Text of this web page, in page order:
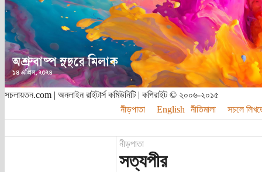
সচলায়তন.com | অনলাইন রাইটার্স কমিউনিটি | কপিরাইট © ২০০৬-২০১৫
নীড়পাতা
English নীতিমালা সচলে
নীড়পাতা
সত্যপীর